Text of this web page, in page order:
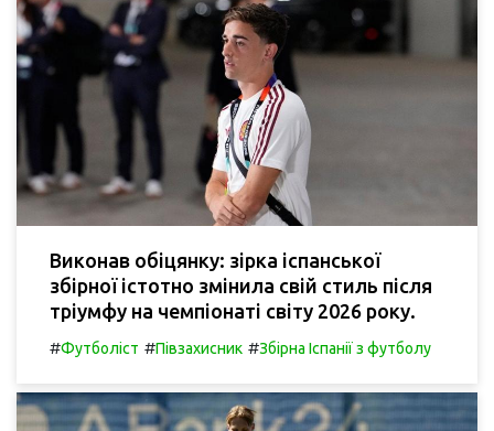
Виконав обіцянку: зірка іспанської
збірної істотно змінила свій стиль після
тріумфу на чемпіонаті світу 2026 року.
#Футболіст #Півзахисник #Збірна Іспанії з футболу